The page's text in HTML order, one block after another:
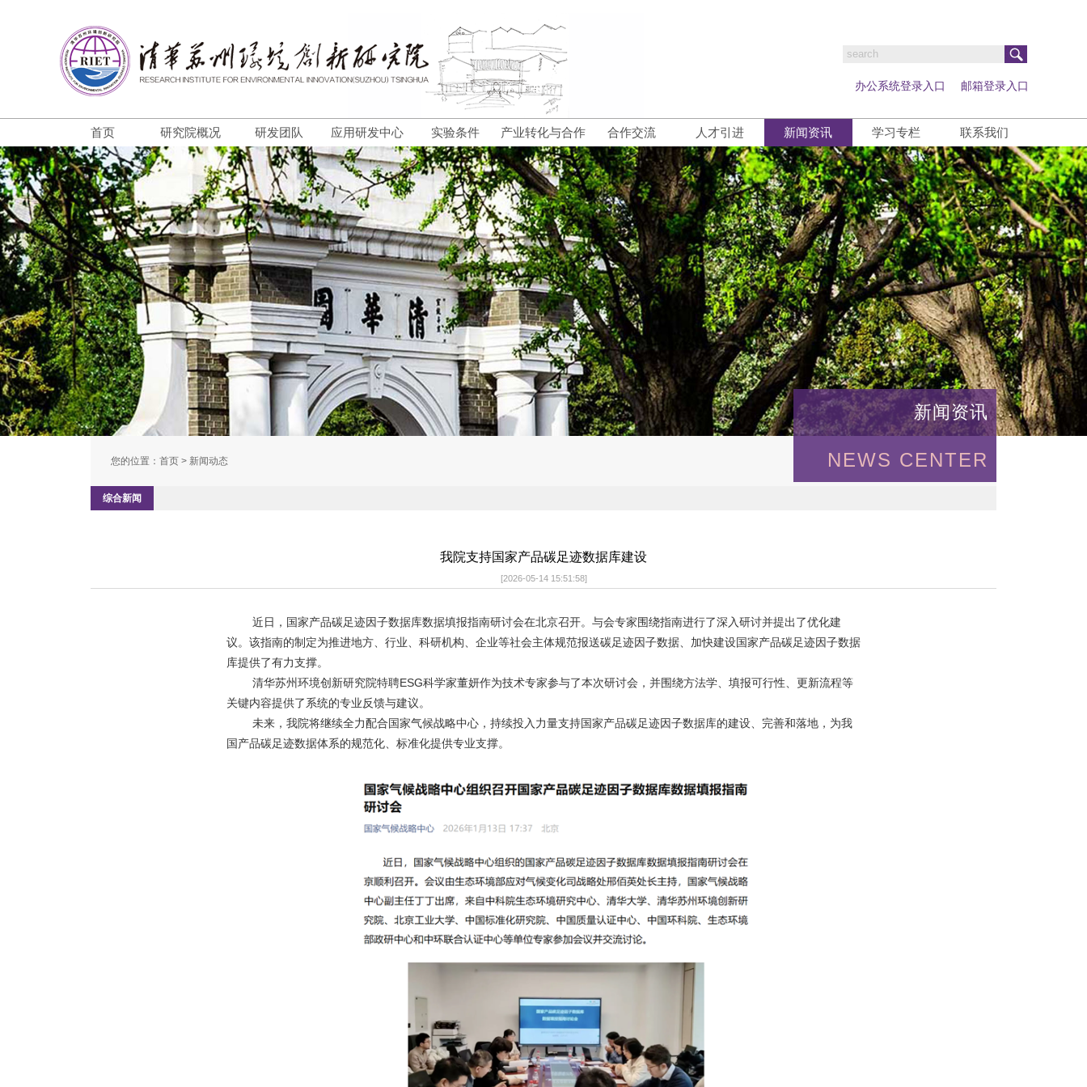
办公系统登录入口 邮箱登录入口
首页 研究院概况 研发团队 应用研发中心 实验条件 产业转化与合作 合作交流 人才引进 新闻资讯 学习专栏 联系我们
新闻资讯
NEWS CENTER
您的位置： 首页 > 新闻动态
综合新闻
我院支持国家产品碳足迹数据库建设
[2026-05-14 15:51:58]
近日，国家产品碳足迹因子数据库数据填报指南研讨会在北京召开。与会专家围绕指南进行了深入研讨并提出了优化建
议。该指南的制定为推进地方、行业、科研机构、企业等社会主体规范报送碳足迹因子数据、加快建设国家产品碳足迹因子数据
库提供了有力支撑。
清华苏州环境创新研究院特聘ESG科学家董妍作为技术专家参与了本次研讨会，并围绕方法学、填报可行性、更新流程等
关键内容提供了系统的专业反馈与建议。
未来，我院将继续全力配合国家气候战略中心，持续投入力量支持国家产品碳足迹因子数据库的建设、完善和落地，为我
国产品碳足迹数据体系的规范化、标准化提供专业支撑。